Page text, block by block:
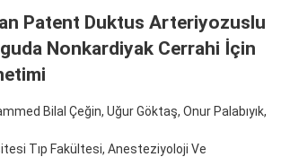
Patent Duktus Arteriyozuslu
Nonkardiyak Cerrahi İçin
Bilal Çeğin, Uğur Göktaş, Onur Palabıyık,
Tıp Fakültesi, Anesteziyoloji Ve